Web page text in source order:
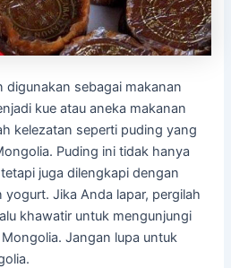
digunakan sebagai makanan
kue atau aneka makanan
kelezatan seperti puding yang
Puding ini tidak hanya
juga dilengkapi dengan
Jika Anda lapar, pergilah
khawatir untuk mengunjungi
Jangan lupa untuk